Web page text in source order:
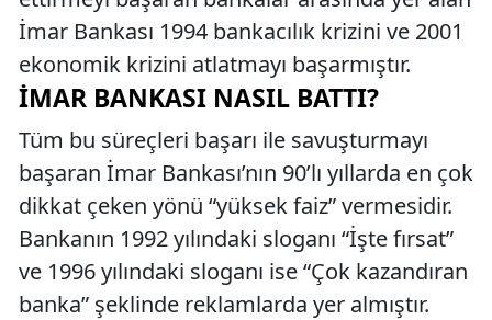
İmar Bankası 1994 bankacılık krizini ve 2001
ekonomik krizini atlatmayı başarmıştır.
İMAR BANKASI NASIL BATTI?
Tüm bu süreçleri başarı ile savuşturmayı
başaran İmar Bankası’nın 90’lı yıllarda en çok
dikkat çeken yönü “yüksek faiz” vermesidir.
Bankanın 1992 yılındaki sloganı “İşte fırsat”
ve 1996 yılındaki sloganı ise “Çok kazandıran
banka” şeklinde reklamlarda yer almıştır.